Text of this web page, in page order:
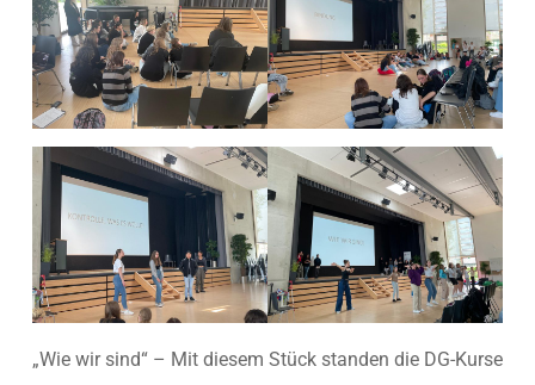
„Wie wir sind“ – Mit diesem Stück standen die DG-Kurse